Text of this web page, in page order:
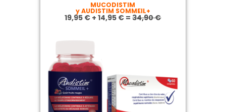
MUCODISTIM
y AUDISTIM SOMMEIL+
19,95 € + 14,95 € =34,90 €